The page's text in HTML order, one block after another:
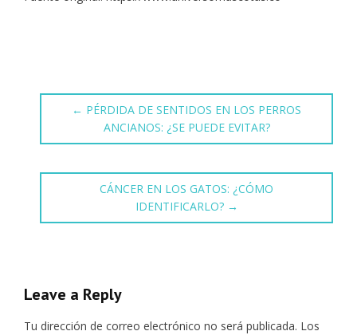
← PÉRDIDA DE SENTIDOS EN LOS PERROS
ANCIANOS: ¿SE PUEDE EVITAR?
CÁNCER EN LOS GATOS: ¿CÓMO
IDENTIFICARLO? →
Leave a Reply
Tu dirección de correo electrónico no será publicada. Los